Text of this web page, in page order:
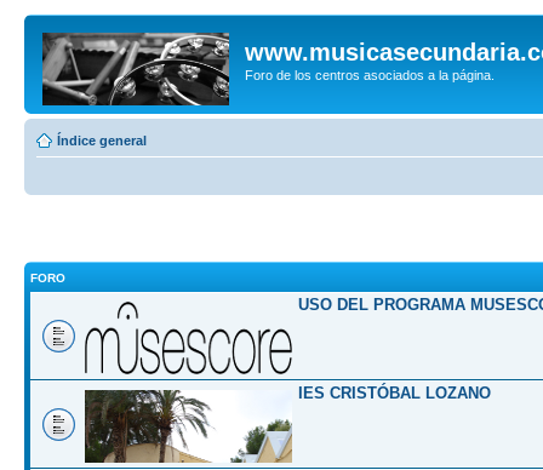
Foro de los centros asociados a la página.
Índice general
FORO
USO DEL PROGRAMA
IES CRISTÓBAL LOZANO